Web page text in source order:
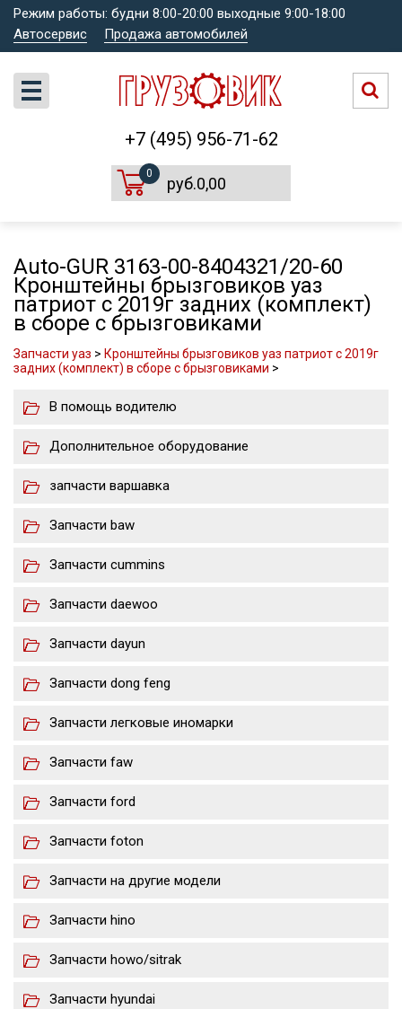
Режим работы: будни 8:00-20:00 выходные 9:00-18:00
Автосервис
Продажа автомобилей
+7 (495) 956-71-62
0
руб.0,00
Auto-GUR 3163-00-8404321/20-60
Кронштейны брызговиков уаз
патриот с 2019г задних (комплект)
в сборе с брызговиками
Запчасти уаз > Кронштейны брызговиков уаз патриот с 2019г
задних (комплект) в сборе с брызговиками >
В помощь водителю
Дополнительное оборудование
запчасти варшавка
Запчасти baw
Запчасти cummins
Запчасти daewoo
Запчасти dayun
Запчасти dong feng
Запчасти легковые иномарки
Запчасти faw
Запчасти ford
Запчасти foton
Запчасти на другие модели
Запчасти hino
Запчасти howo/sitrak
Запчасти hyundai